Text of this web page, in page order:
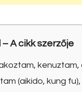
– A cikk szerzője
kenuztam,
(aikido, kung